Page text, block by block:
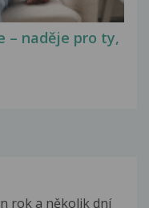
– naděje pro ty,
rok a několik dní